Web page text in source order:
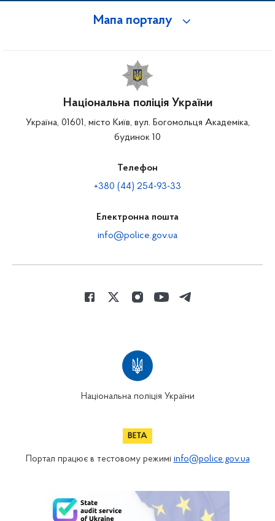
Мапа порталу
Національна поліція України
Україна, 01601, місто Київ, вул. Богомольця Академіка,
будинок 10
Телефон
+380 (44) 254-93-33
Електронна пошта
info@police.gov.ua
Національна поліція України
Портал працює в тестовому режимі info@police.gov.ua